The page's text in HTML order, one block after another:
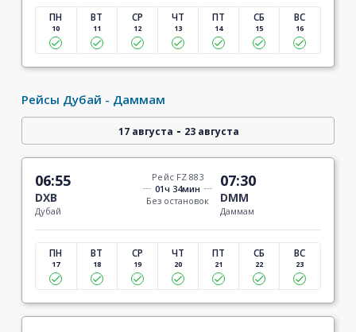
ПН
10
ВТ
11
СР
12
ЧТ
13
ПТ
14
СБ
15
ВС
16
Рейсы Дубай - Даммам
17 августа - 23 августа
06:55
DXB
Дубай
Рейс FZ 883
01ч 34мин
Без остановок
07:30
DMM
Даммам
ПН
17
ВТ
18
СР
19
ЧТ
20
ПТ
21
СБ
22
ВС
23